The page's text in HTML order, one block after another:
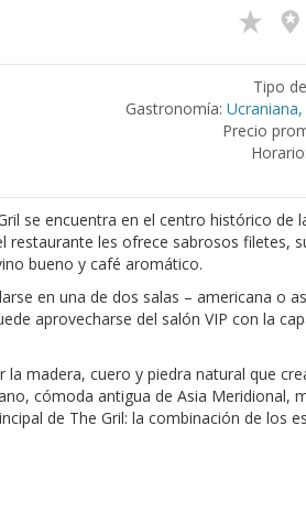
Tipo
Gastronomía:
Precio
Horario:
se encuentra en el centro histórico de
restaurante les ofrece sabrosos filetes,
bueno y café aromático.
en una de dos salas – americana o
aprovecharse del salón VIP con la
madera, cuero y piedra natural que
cómoda antigua de Asia Meridional,
de The Gril: la combinación de los